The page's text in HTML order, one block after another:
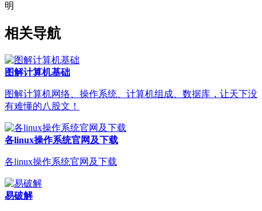
明
相关导航
图解计算机基础
图解计算机网络、操作系统、计算机组成、数据库，让天下没
有难懂的八股文！
各linux操作系统官网及下载
各linux操作系统官网及下载
易破解